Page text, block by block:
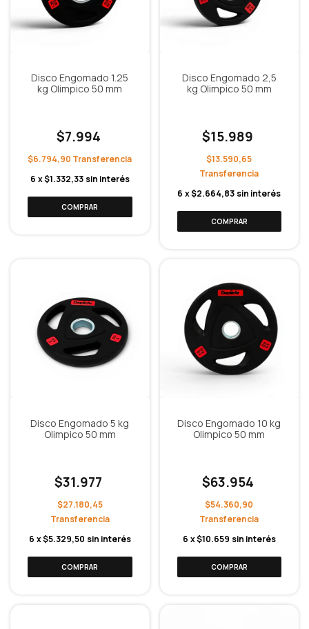
Disco Engomado 1.25
kg Olimpico 50 mm
$7.994
$6.794,90
6 x$1.332,33 sin interés
Disco Engomado 2,5
kg Olimpico 50 mm
$15.989
$13.590,65
6 x$2.664,83 sin interés
Disco Engomado 5 kg
Olimpico 50 mm
$31.977
$27.180,45
6 x$5.329,50 sin interés
Disco Engomado 10 kg
Olimpico 50 mm
$63.954
$54.360,90
6 x$10.659 sin interés